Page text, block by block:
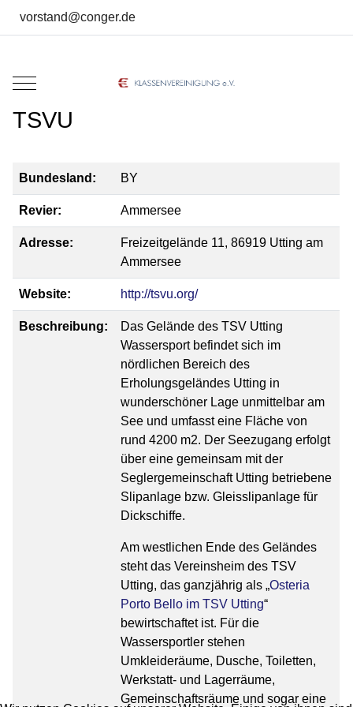
vorstand@conger.de
Mobile Menu Toggle
TSVU
Bundesland: BY
Revier: Ammersee
Adresse:
Freizeitgelände 11, 86919 Utting am
Ammersee
Website: http://tsvu.org/
Beschreibung:
Das Gelände des TSV Utting
Wassersport befindet sich im
nördlichen Bereich des
Erholungsgeländes Utting in
wunderschöner Lage unmittelbar am
See und umfasst eine Fläche von
rund 4200 m2. Der Seezugang erfolgt
über eine gemeinsam mit der
Seglergemeinschaft Utting betriebene
Slipanlage bzw. Gleisslipanlage für
Dickschiffe.
Am westlichen Ende des Geländes
steht das Vereinsheim des TSV
Utting, das ganzjährig als „Osteria
Porto Bello im TSV Utting“
bewirtschaftet ist. Für die
Wassersportler stehen
Umkleideräume, Dusche, Toiletten,
Werkstatt- und Lagerräume,
Gemeinschaftsräume und sogar eine